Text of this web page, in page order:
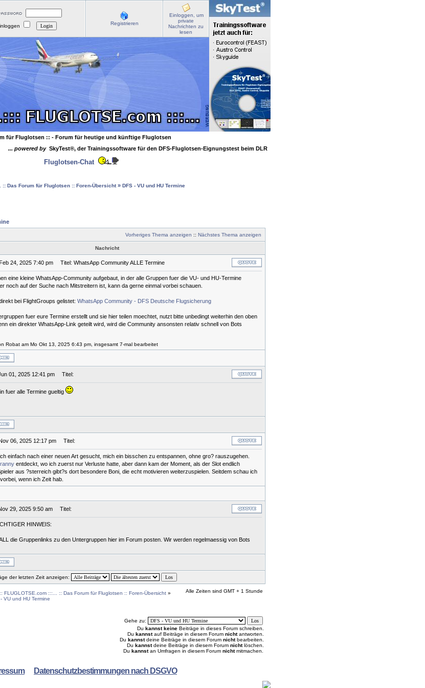
Registrieren
Einloggen, um
private
Nachrichten zu
lesen
für Fluglotsen :: - Forum für heutige und künftige Fluglotsen
... powered by SkyTest®, der Trainingssoftware für den DFS-Fluglotsen-Eignungstest beim DLR
Fluglotsen-Chat
:: Das Forum für Fluglotsen :: Foren-Übersicht» DFS - VU und HU Termine
Vorheriges Thema anzeigen :: Nächstes Thema anzeigen
Nachricht
24, 2025 7:40 pm Titel: WhatsApp Community ALLE Termine
eine kleine WhatsApp-Community aufgebaut, in der alle Gruppen fuer die VU- und HU-Termine
noch auf der Suche nach Mitstreitern ist, kann da gerne einmal vorbei schauen.
bei FlightGroups gelistet: WhatsApp Community - DFS Deutsche Flugsicherung
fuer eure Termine erstellt und sie hier teilen moechtet, nutzt bitte unbedingt weiterhin den oben
ein direkter WhatsApp-Link geteilt wird, wird die Community ansonsten relativ schnell von Bots
Robat am Mo Okt 13, 2025 6:43 pm, insgesamt 7-mal bearbeitet
01, 2025 12:41 pm Titel:
fuer alle Termine gueltig
06, 2025 12:17 pm Titel:
einfach nach einer neuen Art gesucht, mich ein bisschen zu entspannen, ohne gro? rauszugehen.
entdeckt, wo ich zuerst nur Verluste hatte, aber dann kam der Moment, als der Slot endlich
aus ?sterreich gibt?s dort besondere Boni, die echt motivieren weiterzuspielen. Seitdem schau ich
wenn ich Zeit hab.
29, 2025 9:50 am Titel:
HINWEIS:
die Gruppenlinks zu den Untergruppen hier im Forum posten. Wir werden regelmaessig von Bots
der letzten Zeit anzeigen:
FLUGLOTSE.com :::... :: Das Forum für Fluglotsen :: Foren-Übersicht »
VU und HU Termine
Alle Zeiten sind GMT + 1 Stunde
Gehe zu:
Du kannst keine Beiträge in dieses Forum schreiben.
Du kannstauf Beiträge in diesem Forum nichtantworten.
Du kannstdeine Beiträge in diesem Forum nichtbearbeiten.
Du kannstdeine Beiträge in diesem Forum nichtlöschen.
Du kannstan Umfragen in diesem Forum nichtmitmachen.
Datenschutzbestimmungen nach DSGVO